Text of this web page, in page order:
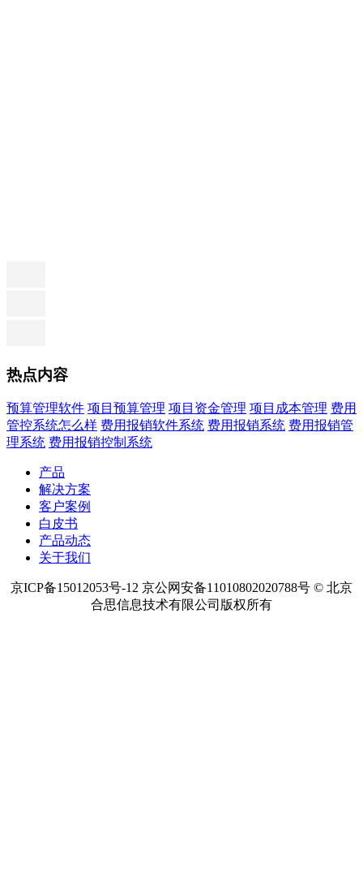
热点内容
预算管理软件 项目预算管理 项目资金管理 项目成本管理 费用
管控系统怎么样 费用报销软件系统 费用报销系统 费用报销管
理系统 费用报销控制系统
产品
解决方案
客户案例
白皮书
产品动态
关于我们
京ICP备15012053号-12 京公网安备11010802020788号 © 北京
合思信息技术有限公司版权所有